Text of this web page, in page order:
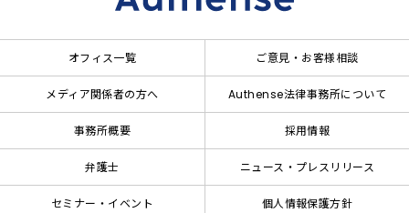
オフィス一覧 ご意見・お客様相談
メディア関係者の方へ Authense法律事務所について
事務所概要 採用情報
弁護士 ニュース・プレスリリース
セミナー・イベント 個人情報保護方針